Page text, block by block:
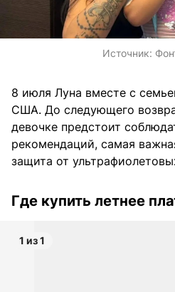
Источник:
8 июля Луна вместе с
США. До следующего
девочке предстоит
рекомендаций, самая
защита от
Где купить летнее
1 из 1